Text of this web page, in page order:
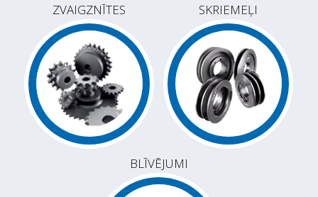
ZVAIGZNĪTES SKRIEMEĻI
BLĪVĒJUMI